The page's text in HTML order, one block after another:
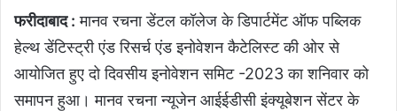
फरीदाबाद : मानव रचना डेंटल कॉलेज के डिपार्टमेंट ऑफ पब्लिक
हेल्थ डेंटिस्ट्री एंड रिसर्च एंड इनोवेशन कैटेलिस्ट की ओर से
आयोजित हुए दो दिवसीय इनोवेशन समिट -2023 का शनिवार को
समापन हुआ। मानव रचना न्यूजेन आईईडीसी इंक्यूबेशन सेंटर के